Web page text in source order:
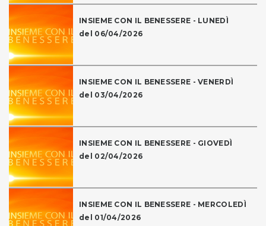
INSIEME CON IL BENESSERE - LUNEDÌ
del 06/04/2026
INSIEME CON IL BENESSERE - VENERDÌ
del 03/04/2026
INSIEME CON IL BENESSERE - GIOVEDÌ
del 02/04/2026
INSIEME CON IL BENESSERE - MERCOLEDÌ
del 01/04/2026